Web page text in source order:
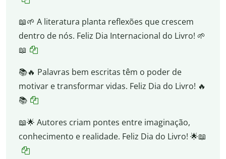
📖🌱 A literatura planta reflexões que crescem
dentro de nós. Feliz Dia Internacional do Livro! 🌱
📖
📚🔥 Palavras bem escritas têm o poder de
motivar e transformar vidas. Feliz Dia do Livro! 🔥
📚
📖🌟 Autores criam pontes entre imaginação,
conhecimento e realidade. Feliz Dia do Livro! 🌟📖